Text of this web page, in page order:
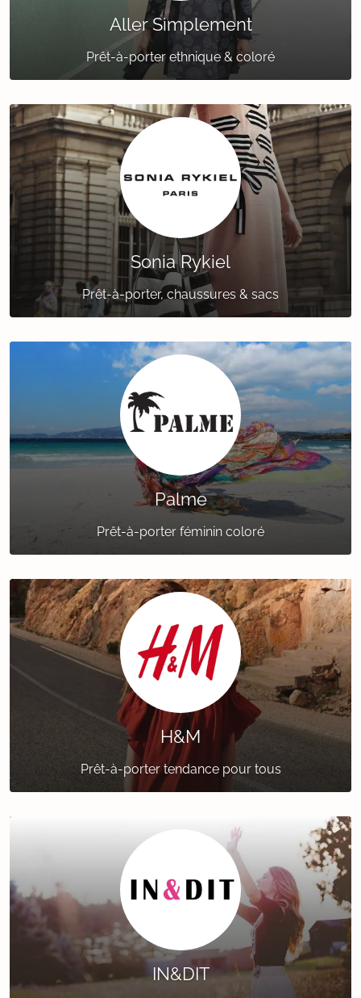
Aller Simplement
Prêt-à-porter ethnique & coloré
Sonia Rykiel
Prêt-à-porter, chaussures & sacs
Palme
Prêt-à-porter féminin coloré
H&M
Prêt-à-porter tendance pour tous
IN&DIT